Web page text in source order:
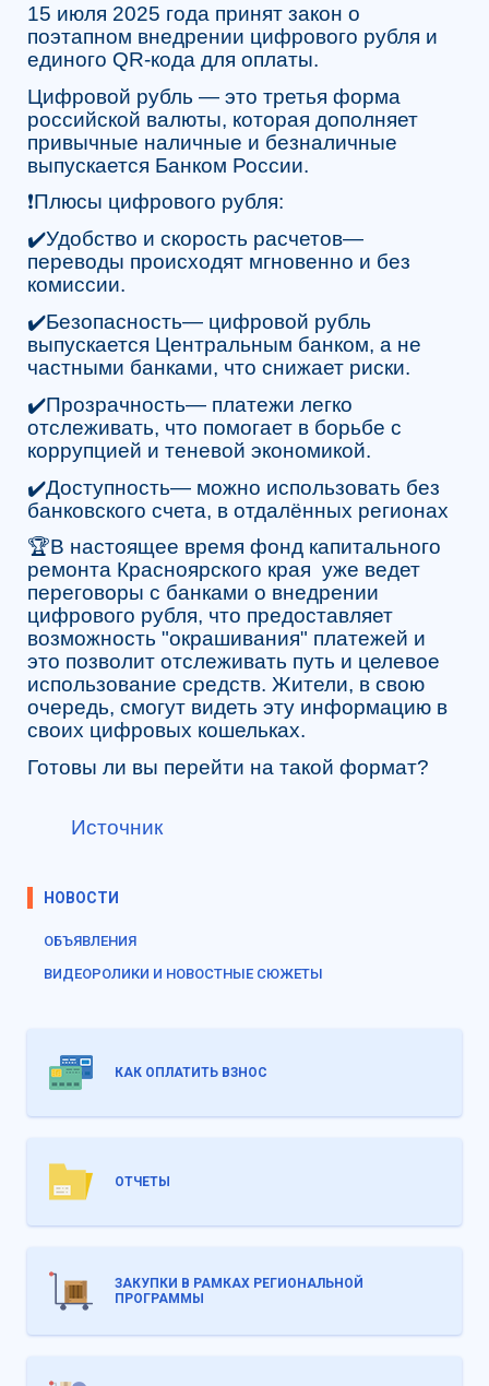
15 июля 2025 года принят закон о
поэтапном внедрении цифрового рубля и
единого QR-кода для оплаты.
Цифровой рубль — это третья форма
российской валюты, которая дополняет
привычные наличные и безналичные
выпускается Банком России.
❗️Плюсы цифрового рубля:
✔️Удобство и скорость расчетов—
переводы происходят мгновенно и без
комиссии.
✔️Безопасность— цифровой рубль
выпускается Центральным банком, а не
частными банками, что снижает риски.
✔️Прозрачность— платежи легко
отслеживать, что помогает в борьбе с
коррупцией и теневой экономикой.
✔️Доступность— можно использовать без
банковского счета, в отдалённых регионах
🏆В настоящее время фонд капитального
ремонта Красноярского края уже ведет
переговоры с банками о внедрении
цифрового рубля, что предоставляет
возможность "окрашивания" платежей и
это позволит отслеживать путь и целевое
использование средств. Жители, в свою
очередь, смогут видеть эту информацию в
своих цифровых кошельках.
Готовы ли вы перейти на такой формат?
Источник
НОВОСТИ
ОБЪЯВЛЕНИЯ
ВИДЕОРОЛИКИ И НОВОСТНЫЕ СЮЖЕТЫ
КАК ОПЛАТИТЬ ВЗНОС
ОТЧЕТЫ
ЗАКУПКИ В РАМКАХ РЕГИОНАЛЬНОЙ
ПРОГРАММЫ